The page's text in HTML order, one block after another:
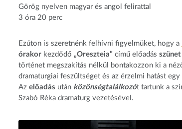
Görög nyelven magyar és angol felirattal
3 óra 20 perc
Ezúton is szeretnénk felhívni figyelmüket, hogy a
órakor kezdődő „Oreszteia” című előadás szünet
történet megszakítás nélkül bontakozzon ki a
dramaturgiai feszültséget és az érzelmi hatást
Az előadás után közönségtalálkozót tartunk a
Szabó Réka dramaturg vezetésével.